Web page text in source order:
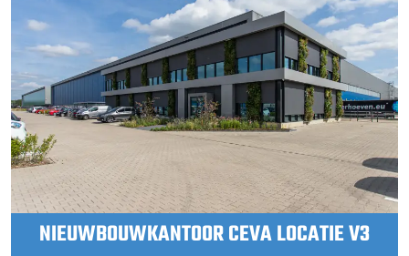
NIEUWBOUWKANTOOR CEVA LOCATIE V3